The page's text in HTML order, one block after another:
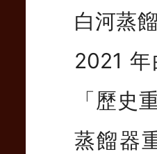
白河蒸
2021
「歷史
蒸餾器